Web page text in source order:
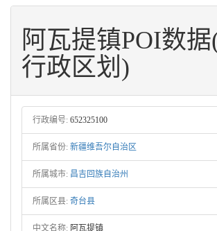
阿瓦提镇POI数
行政区划)
行政编号: 652325100
所属省份: 新疆维吾尔自治区
所属城市: 昌吉回族自治州
所属区县: 奇台县
中文名称: 阿瓦提镇